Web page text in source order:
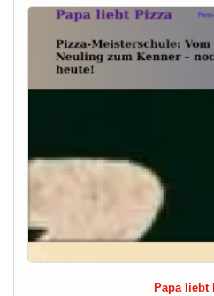
Papa liebt